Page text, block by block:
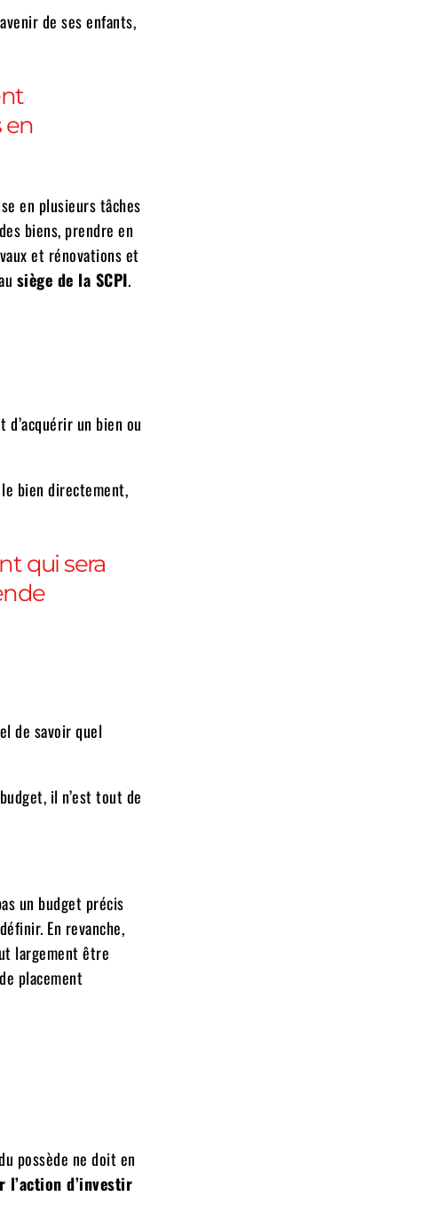
de ses enfants,
en
en plusieurs tâches
biens, prendre en
et rénovations et
siège de la SCPI.
un bien ou
bien directement,
qui sera
de savoir quel
il n’est tout de
un budget précis
En revanche,
largement être
de placement
possède ne doit en
l’action d’investir